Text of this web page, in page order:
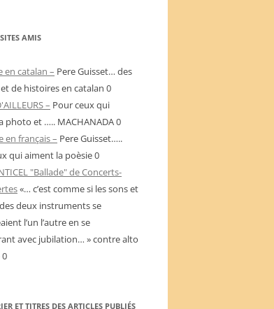
AMIS
en catalan – Pere Guisset… des
de histoires en catalan 0
– Pour ceux qui
photo et ….. MACHANADA 0
en français – Pere Guisset…..
qui aiment la poèsie 0
"Ballade" de Concerts-
«… c’est comme si les sons et
deux instruments se
l’un l’autre en se
avec jubilation… » contre alto
ET TITRES DES ARTICLES PUBLIÉS